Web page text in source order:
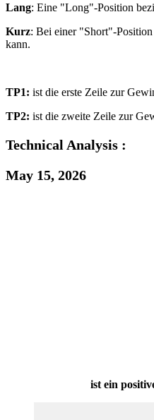
Lang: Eine "Long"-Position
Kurz: Bei einer "Short"-
kann.
TP1: ist die erste Zeile zur
TP2: ist die zweite Zeile zur
Technical Analysis :
May 15, 2026
ist ein